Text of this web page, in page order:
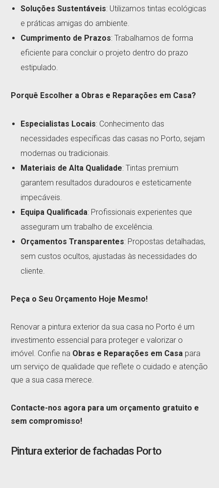
Soluções Sustentáveis: Utilizamos tintas ecológicas
e práticas amigas do ambiente.
Cumprimento de Prazos: Trabalhamos de forma
eficiente para concluir o projeto dentro do prazo
estipulado.
Porquê Escolher a Obras e Reparações em Casa?
Especialistas Locais: Conhecimento das
necessidades específicas das casas no Porto, sejam
modernas ou tradicionais.
Materiais de Alta Qualidade: Tintas premium
garantem resultados duradouros e esteticamente
impecáveis.
Equipa Qualificada: Profissionais experientes que
asseguram um trabalho de excelência.
Orçamentos Transparentes: Propostas detalhadas,
sem custos ocultos, ajustadas às necessidades do
cliente.
Peça o Seu Orçamento Hoje Mesmo!
Renovar a pintura exterior da sua casa no Porto é um
investimento essencial para proteger e valorizar o
imóvel. Confie na Obras e Reparações em Casa para
um serviço de qualidade que reflete o cuidado e atenção
que a sua casa merece.
Contacte-nos agora para um orçamento gratuito e
sem compromisso!
Pintura exterior de fachadas Porto